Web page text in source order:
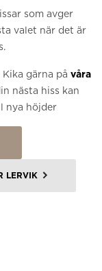
som avger
valet när det är
gärna på våra
nästa hiss kan
nya höjder
LERVIK